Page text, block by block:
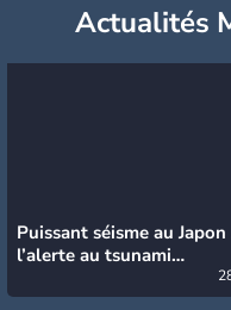
Actualités
Puissant séisme au Japon
l’alerte au tsunami